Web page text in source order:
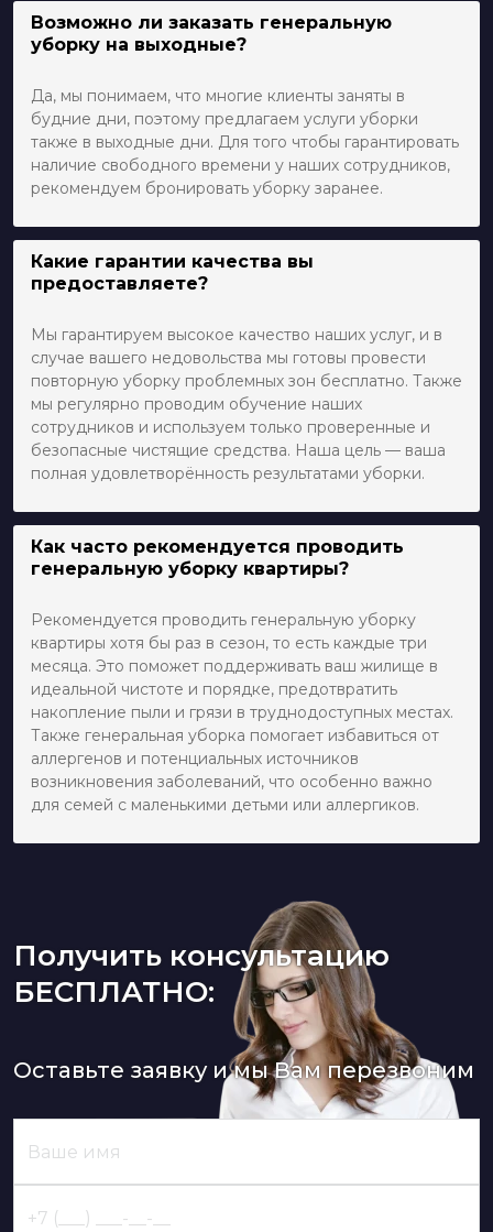
Возможно ли заказать генеральную
уборку на выходные?
Да, мы понимаем, что многие клиенты заняты в
будние дни, поэтому предлагаем услуги уборки
также в выходные дни. Для того чтобы гарантировать
наличие свободного времени у наших сотрудников,
рекомендуем бронировать уборку заранее.
Какие гарантии качества вы
предоставляете?
Мы гарантируем высокое качество наших услуг, и в
случае вашего недовольства мы готовы провести
повторную уборку проблемных зон бесплатно. Также
мы регулярно проводим обучение наших
сотрудников и используем только проверенные и
безопасные чистящие средства. Наша цель — ваша
полная удовлетворённость результатами уборки.
Как часто рекомендуется проводить
генеральную уборку квартиры?
Рекомендуется проводить генеральную уборку
квартиры хотя бы раз в сезон, то есть каждые три
месяца. Это поможет поддерживать ваш жилище в
идеальной чистоте и порядке, предотвратить
накопление пыли и грязи в труднодоступных местах.
Также генеральная уборка помогает избавиться от
аллергенов и потенциальных источников
возникновения заболеваний, что особенно важно
для семей с маленькими детьми или аллергиков.
Получить консультацию
БЕСПЛАТНО:
Оставьте заявку и мы Вам перезвоним